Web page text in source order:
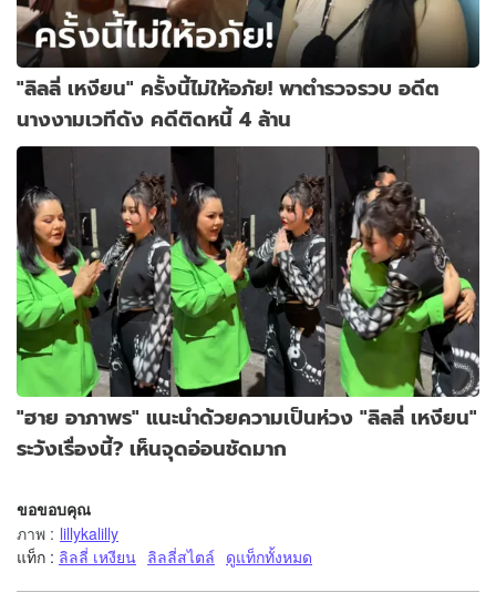
"ลิลลี่ เหงียน" ครั้งนี้ไม่ให้อภัย! พาตำรวจรวบ อดีต
นางงามเวทีดัง คดีติดหนี้ 4 ล้าน
"ฮาย อาภาพร" แนะนำด้วยความเป็นห่วง "ลิลลี่ เหงียน"
ระวังเรื่องนี้? เห็นจุดอ่อนชัดมาก
ขอขอบคุณ
ภาพ : lillykalilly
แท็ก : ลิลลี่ เหงียน ลิลลี่สไตล์ ดูแท็กทั้งหมด